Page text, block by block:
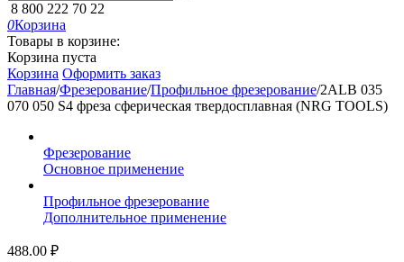
8 800 222 70 22
0Корзина
Товары в корзине:
Корзина пуста
Корзина Оформить заказ
Главная/Фрезерование/Профильное фрезерование/2ALB 035
070 050 S4 фреза сферическая твердосплавная (NRG TOOLS)
Фрезерование
Основное применение
Профильное фрезерование
Дополнительное применение
488.00 ₽